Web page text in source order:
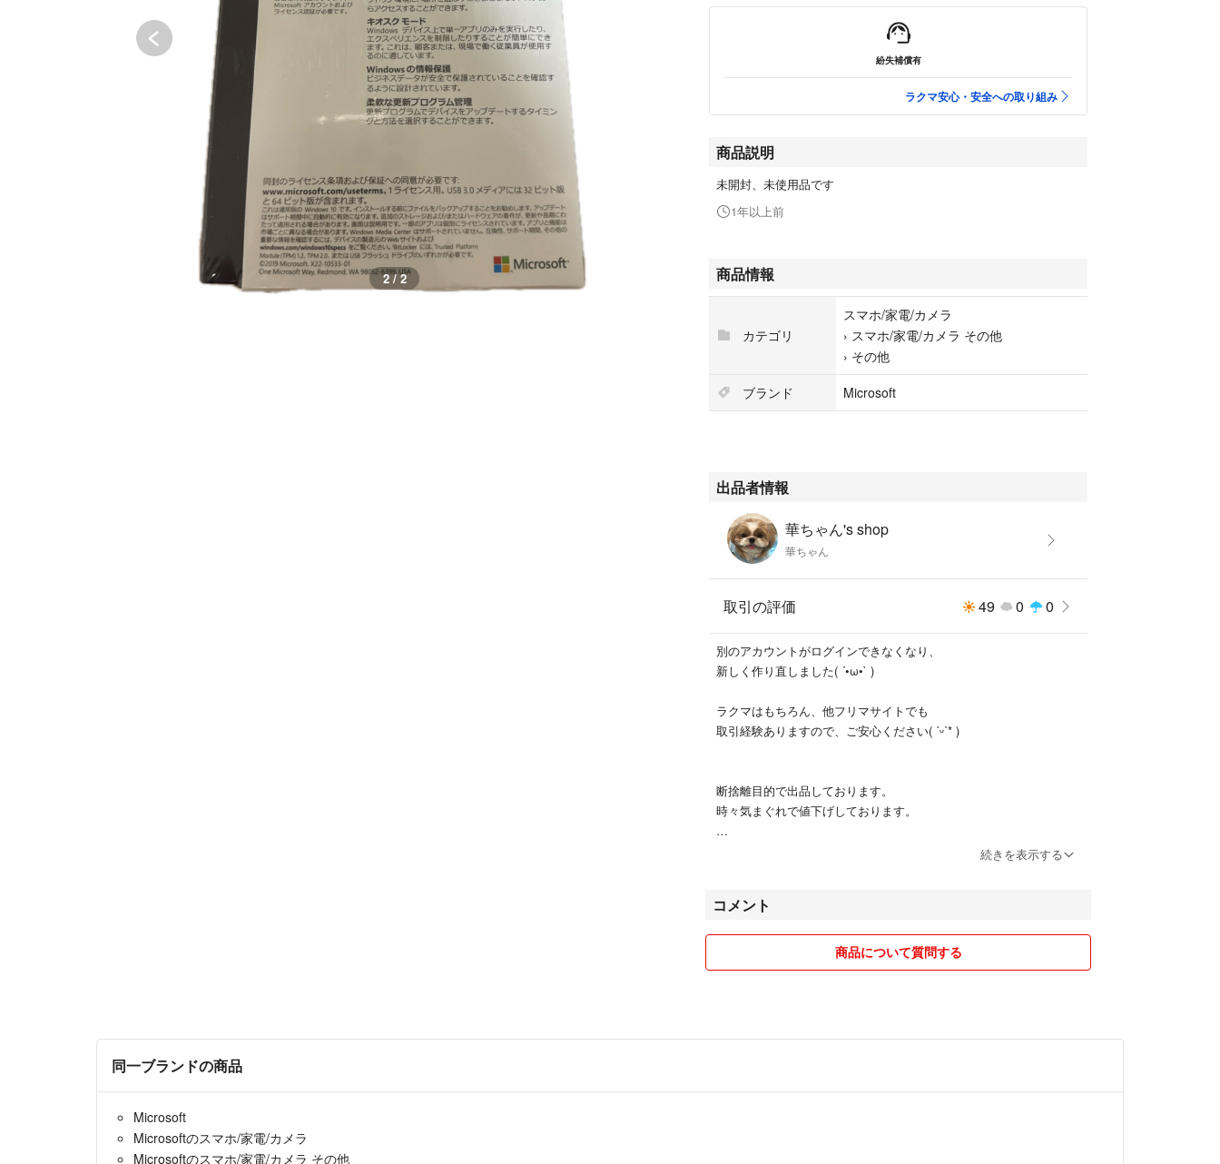
2 / 2
紛失補償有
ラクマ安心・安全への取り組み
商品説明
未開封、未使用品です
1年以上前
商品情報
カテゴリ
スマホ/家電/カメラ
› スマホ/家電/カメラ その他
› その他
ブランド
Microsoft
出品者情報
華ちゃん's shop
華ちゃん
取引の評価 49 0 0
別のアカウントがログインできなくなり、
新しく作り直しました( ´•ω•` )
ラクマはもちろん、他フリマサイトでも
取引経験ありますので、ご安心ください( ˊᵕˋ* )
断捨離目的で出品しております。
時々気まぐれで値下げしております。
続きを表示する
コメント
商品について質問する
同一ブランドの商品
Microsoft
Microsoftのスマホ/家電/カメラ
Microsoftのスマホ/家電/カメラ その他